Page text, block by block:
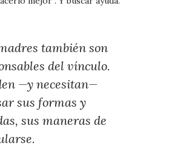
también son
del vínculo.
—y necesitan—
sus formas y
sus maneras de